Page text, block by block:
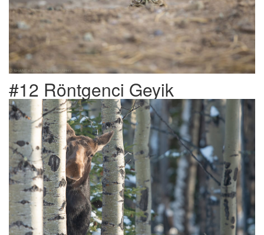
#12 Röntgenci Geyik